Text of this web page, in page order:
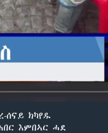
ክካየዱ
እምበኣር ሓደ